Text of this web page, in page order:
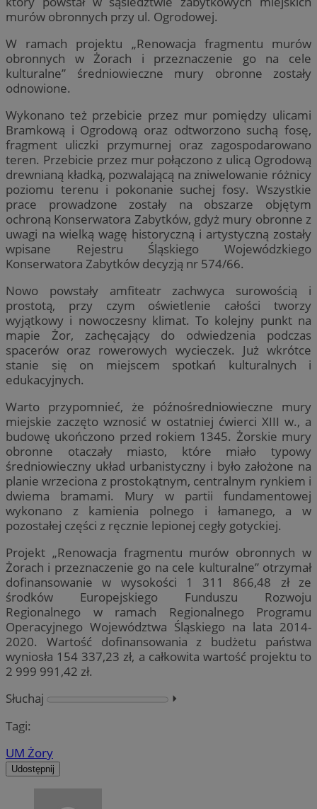
murów obronnych przy ul. Ogrodowej.
W ramach projektu „Renowacja fragmentu murów
obronnych w Żorach i przeznaczenie go na cele
kulturalne” średniowieczne mury obronne zostały
odnowione.
Wykonano też przebicie przez mur pomiędzy ulicami
Bramkową i Ogrodową oraz odtworzono suchą fosę,
fragment uliczki przymurnej oraz zagospodarowano
teren. Przebicie przez mur połączono z ulicą Ogrodową
drewnianą kładką, pozwalającą na zniwelowanie różnicy
poziomu terenu i pokonanie suchej fosy. Wszystkie
prace prowadzone zostały na obszarze objętym
ochroną Konserwatora Zabytków, gdyż mury obronne z
uwagi na wielką wagę historyczną i artystyczną zostały
wpisane Rejestru Śląskiego Wojewódzkiego
Konserwatora Zabytków decyzją nr 574/66.
Nowo powstały amfiteatr zachwyca surowością i
prostotą, przy czym oświetlenie całości tworzy
wyjątkowy i nowoczesny klimat. To kolejny punkt na
mapie Żor, zachęcający do odwiedzenia podczas
spacerów oraz rowerowych wycieczek. Już wkrótce
stanie się on miejscem spotkań kulturalnych i
edukacyjnych.
Warto przypomnieć, że późnośredniowieczne mury
miejskie zaczęto wznosić w ostatniej ćwierci XIII w., a
budowę ukończono przed rokiem 1345. Żorskie mury
obronne otaczały miasto, które miało typowy
średniowieczny układ urbanistyczny i było założone na
planie wrzeciona z prostokątnym, centralnym rynkiem i
dwiema bramami. Mury w partii fundamentowej
wykonano z kamienia polnego i łamanego, a w
pozostałej części z ręcznie lepionej cegły gotyckiej.
Projekt „Renowacja fragmentu murów obronnych w
Żorach i przeznaczenie go na cele kulturalne” otrzymał
dofinansowanie w wysokości 1 311 866,48 zł ze
środków Europejskiego Funduszu Rozwoju
Regionalnego w ramach Regionalnego Programu
Operacyjnego Województwa Śląskiego na lata 2014-
2020. Wartość dofinansowania z budżetu państwa
wyniosła 154 337,23 zł, a całkowita wartość projektu to
2 999 991,42 zł.
Słuchaj
⏵︎
Tagi:
UM Żory
Udostępnij